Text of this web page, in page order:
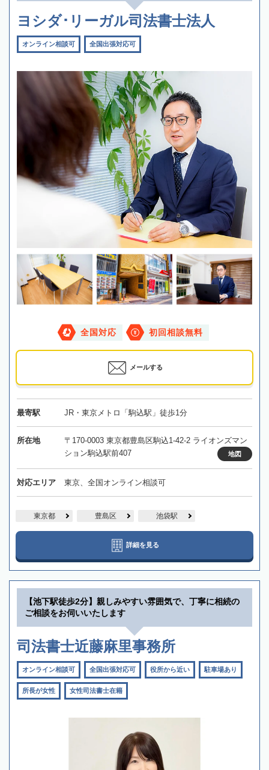
ヨシダ･リーガル司法書士法人
オンライン相談可 全国出張対応可
全国対応 初回相談無料
メールする
最寄駅 JR・東京メトロ「駒込駅」徒歩1分
所在地
〒170-0003 東京都豊島区駒込1-42-2 ライオンズマン
ション駒込駅前407
地図
対応エリア 東京、全国オンライン相談可
東京都 豊島区 池袋駅
詳細を見る
【池下駅徒歩2分】親しみやすい雰囲気で、丁寧に相続の
ご相談をお伺いいたします
司法書士近藤麻里事務所
オンライン相談可 全国出張対応可 役所から近い 駐車場あり
所長が女性 女性司法書士在籍